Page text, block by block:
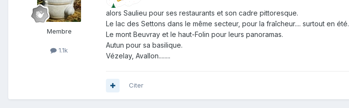
Membre
1.1k
alors Saulieu pour ses restaurants et son cadre pittoresque.
Le lac des Settons dans le même secteur, pour la fraîcheur.... surtout en été.
Le mont Beuvray et le haut-Folin pour leurs panoramas.
Autun pour sa basilique.
Vézelay, Avallon........
Citer